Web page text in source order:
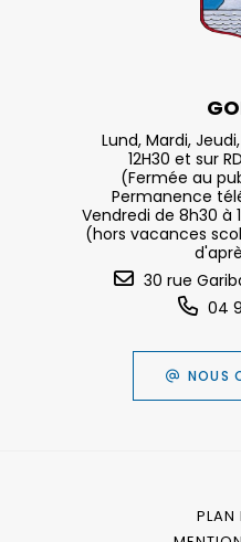
Lund, Mardi,
12H30 et sur
(Fermée au
Permanence
Vendredi de 8h30 à
(hors vacances
30 rue
04
NOUS
PLAN